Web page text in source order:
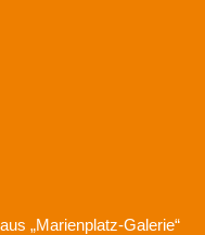
„Marienplatz-Galerie“